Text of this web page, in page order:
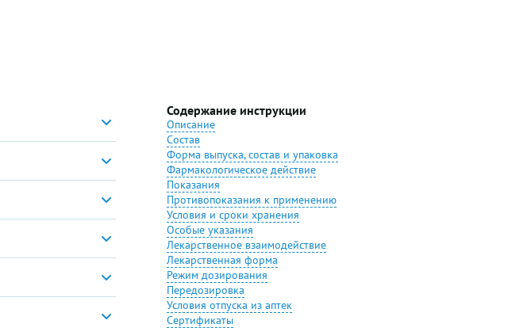
Содержание инструкции
Описание
Состав
Форма выпуска, состав и упаковка
Фармакологическое действие
Показания
Противопоказания к применению
Условия и сроки хранения
Особые указания
Лекарственное взаимодействие
Лекарственная форма
Режим дозирования
Передозировка
Условия отпуска из аптек
Сертификаты